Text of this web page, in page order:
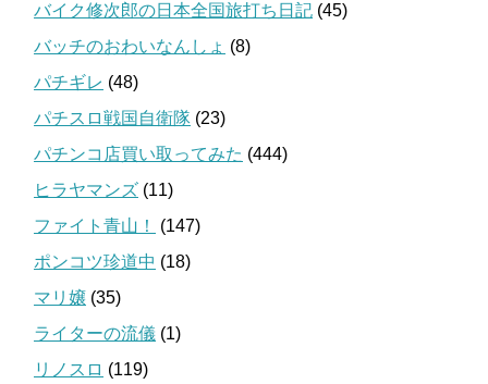
バイク修次郎の日本全国旅打ち日記 (45)
バッチのおわいなんしょ (8)
パチギレ (48)
パチスロ戦国自衛隊 (23)
パチンコ店買い取ってみた (444)
ヒラヤマンズ (11)
ファイト青山！
(147)
ポンコツ珍道中 (18)
マリ嬢 (35)
ライターの流儀 (1)
リノスロ (119)